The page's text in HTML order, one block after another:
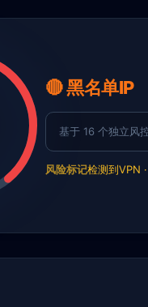
🔴 黑名单IP
基于 16 个独立风
风险标记检测到VPN